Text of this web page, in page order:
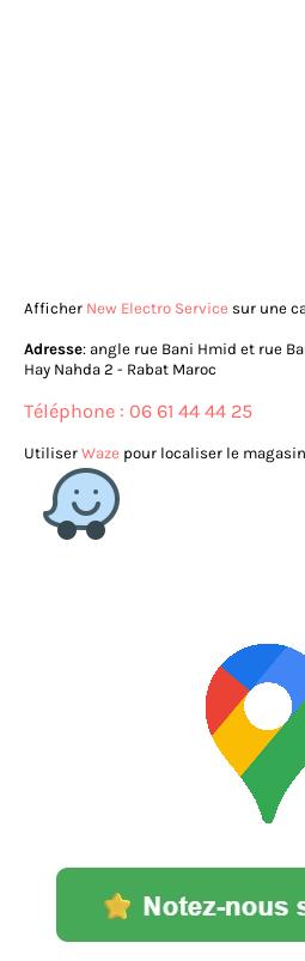
Afficher New Electro Service sur une
Adresse: angle rue Bani Hmid et rue
Hay Nahda 2 - Rabat Maroc
Téléphone : 06 61 44 44 25
Utiliser Waze pour localiser le